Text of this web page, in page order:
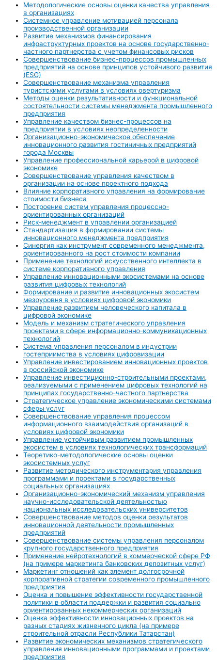
Методологические основы оценки качества управления
в организациях
Системное управление мотивацией персонала
производственной организации
Развитие механизмов финансирования
инфраструктурных проектов на основе государственно-
частного партнерства с учетом финансовых рисков
Совершенствование бизнес-процессов промышленных
предприятий на основе принципов устойчивого развития
(ESG)
Совершенствование механизма управления
туристскими услугами в условиях овертуризма
Методы оценки результативности и функциональной
состоятельности системы менеджмента промышленного
предприятия
Управление качеством бизнес-процессов на
предприятии в условиях неопределенности
Организационно-экономическое обеспечение
инновационного развития гостиничных предприятий
города Москвы
Управление профессиональной карьерой в цифровой
экономике
Совершенствование управления качеством в
организации на основе проектного подхода
Влияние корпоративного управления на формирование
стоимости бизнеса
Построение систем управления процессно-
ориентированных организаций
Риск-менеджмент в управлении организацией
Стандартизация в формировании системы
инновационного менеджмента предприятия
Синергия как инструмент современного менеджмента,
ориентированного на рост стоимости компании
Применение технологий искусственного интеллекта в
системе корпоративного управления
Управление инновационными экосистемами на основе
развития цифровых технологий
Формирование и развитие инновационных экосистем
мезоуровня в условиях цифровой экономики
Управление развитием человеческого капитала в
цифровой экономике
Модель и механизм стратегического управления
проектами в сфере информационно-коммуникационных
технологий
Система управления персоналом в индустрии
гостеприимства в условиях цифровизации
Управление инвестированием инновационных проектов
в российской экономике
Управление инвестиционно-строительными проектами,
реализуемыми с применением цифровых технологий на
принципах государственно-частного партнерства
Стратегическое управление экономическими системами
сферы услуг
Совершенствование управления процессом
информационного взаимодействия организаций в
условиях цифровой экономики
Управление устойчивым развитием промышленных
экосистем в условиях технологических трансформаций
Теоретико-методологические основы оценки
экосистемных услуг
Развитие методического инструментария управления
программами и проектами в государственных
социальных организациях
Организационно-экономический механизм управления
научно-исследовательской деятельностью
национальных исследовательских университетов
Совершенствование методов оценки результатов
инновационной деятельности промышленных
предприятий
Совершенствование системы управления персоналом
крупного государственного предприятия
Применение нейротехнологий в коммерческой сфере РФ
(на примере маркетинга банковских депозитных услуг)
Маркетинг отношений как элемент долгосрочной
корпоративной стратегии современного промышленного
предприятия
Оценка и повышение эффективности государственной
политики в области поддержки и развития социально
ориентированных некоммерческих организаций
Оценка эффективности инновационных проектов на
разных стадиях жизненного цикла (на примере
строительной отрасли Республики Татарстан)
Развитие экономических механизмов стратегического
управления инновационными программами и проектами
предприятия